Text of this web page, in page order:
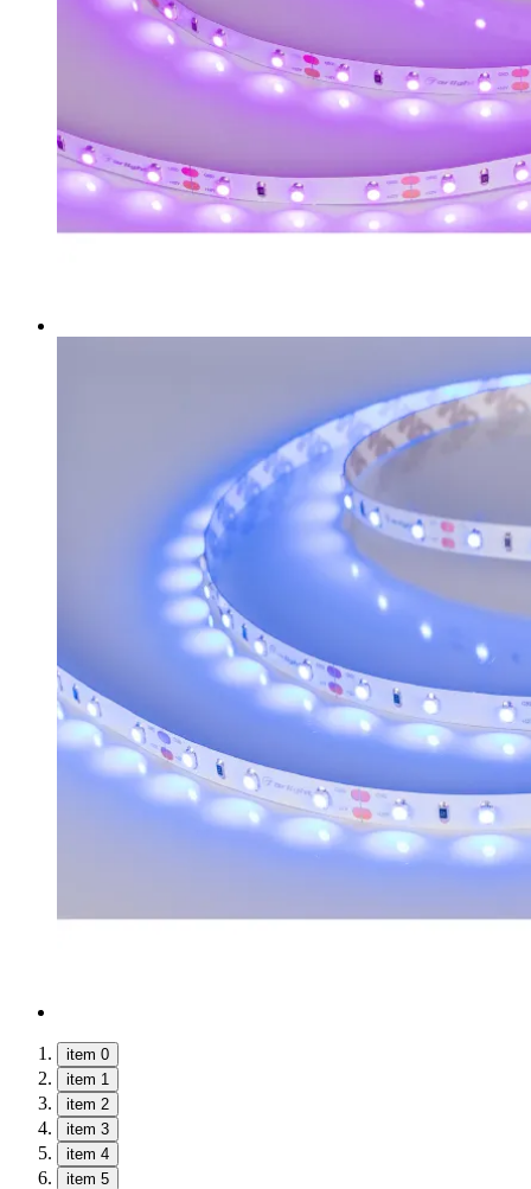
item 0
item 1
item 2
item 3
item 4
item 5